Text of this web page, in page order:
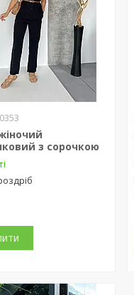
з сорочкою